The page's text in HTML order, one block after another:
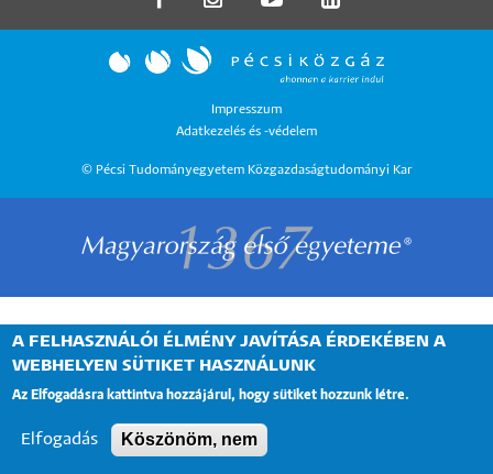
Impresszum
Adatkezelés és -védelem
© Pécsi Tudományegyetem Közgazdaságtudományi Kar
A FELHASZNÁLÓI ÉLMÉNY JAVÍTÁSA ÉRDEKÉBEN A
WEBHELYEN SÜTIKET HASZNÁLUNK
Az Elfogadásra kattintva hozzájárul, hogy sütiket hozzunk létre.
Elfogadás Köszönöm, nem